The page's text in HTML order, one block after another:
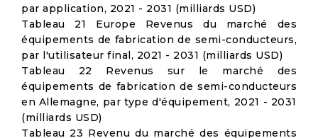
par application, 2021 - 2031 (milliards USD)
Tableau 21 Europe Revenus du marché des
équipements de fabrication de semi-conducteurs,
par l'utilisateur final, 2021 - 2031 (milliards USD)
Tableau 22 Revenus sur le marché des
équipements de fabrication de semi-conducteurs
en Allemagne, par type d'équipement, 2021 - 2031
(milliards USD)
Tableau 23 Revenu du marché des équipements